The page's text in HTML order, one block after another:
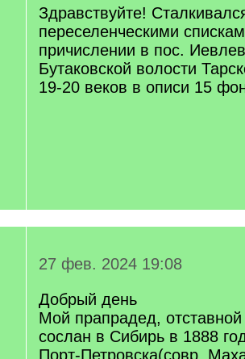
Здравствуйте!
переселенческими
причислении в пос.
Бутаковской волости
19-20 веков в описи 15
27 фев. 2024 19:08
Добрый день
Мой прапрадед,
сослан в Сибирь в 1888
Порт-Петровска(совр.